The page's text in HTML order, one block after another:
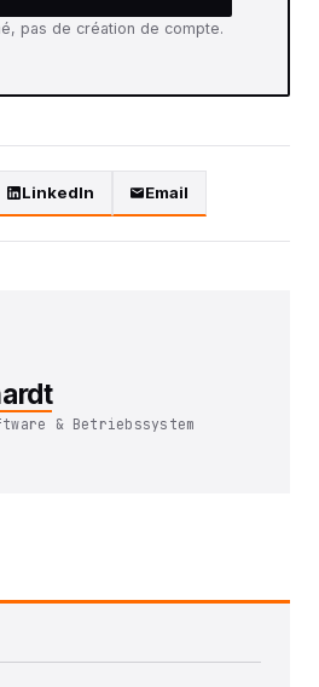
pas de création de compte.
LinkedIn Email
& Betriebssystem